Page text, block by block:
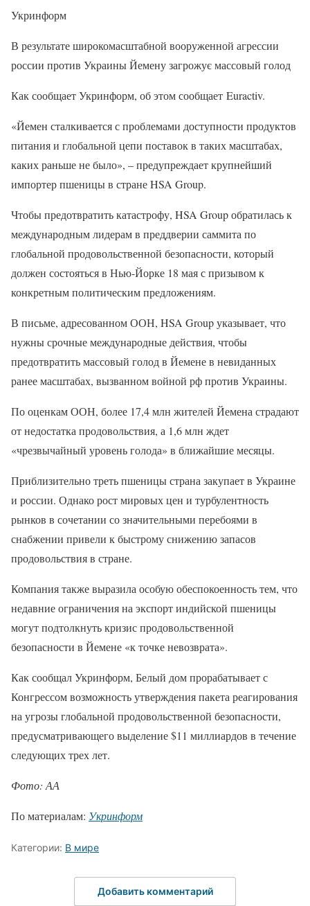
Укринформ
В результате широкомасштабной вооруженной агрессии
россии против Украины Йемену загрожує массовый голод
Как сообщает Укринформ, об этом сообщает Euractiv.
«Йемен сталкивается с проблемами доступности продуктов
питания и глобальной цепи поставок в таких масштабах,
каких раньше не было», – предупреждает крупнейший
импортер пшеницы в стране HSA Group.
Чтобы предотвратить катастрофу, HSA Group обратилась к
международным лидерам в преддверии саммита по
глобальной продовольственной безопасности, который
должен состояться в Нью-Йорке 18 мая с призывом к
конкретным политическим предложениям.
В письме, адресованном ООН, HSA Group указывает, что
нужны срочные международные действия, чтобы
предотвратить массовый голод в Йемене в невиданных
ранее масштабах, вызванном войной рф против Украины.
По оценкам ООН, более 17,4 млн жителей Йемена страдают
от недостатка продовольствия, а 1,6 млн ждет
«чрезвычайный уровень голода» в ближайшие месяцы.
Приблизительно треть пшеницы страна закупает в Украине
и россии. Однако рост мировых цен и турбулентность
рынков в сочетании со значительными перебоями в
снабжении привели к быстрому снижению запасов
продовольствия в стране.
Компания также выразила особую обеспокоенность тем, что
недавние ограничения на экспорт индийской пшеницы
могут подтолкнуть кризис продовольственной
безопасности в Йемене «к точке невозврата».
Как сообщал Укринформ, Белый дом прорабатывает с
Конгрессом возможность утверждения пакета реагирования
на угрозы глобальной продовольственной безопасности,
предусматривающего выделение $11 миллиардов в течение
следующих трех лет.
Фото: АА
По материалам: Укринформ
Категории: В мире
Добавить комментарий